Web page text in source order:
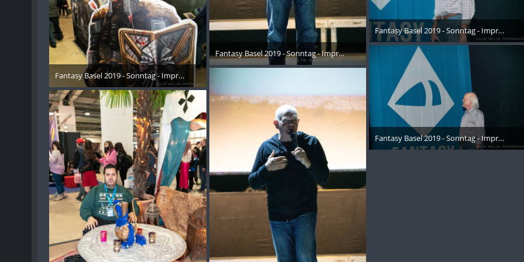
Fantasy Basel 2019 - Sonntag - Impressionen - 008
26. Oktober 2019
Fantasy Basel 2019 - Sonntag - Impressionen - 018
26. Oktober 2019
Fantasy Basel 2019 - Sonntag -
26. Oktober 2019
Fantasy Basel 2019 - Sonntag -
26. Oktober 2019